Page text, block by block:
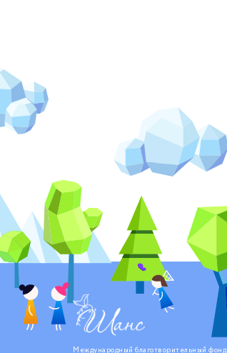
Международный благотворительный фонд